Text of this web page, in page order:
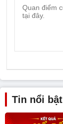
Tin nổi bật